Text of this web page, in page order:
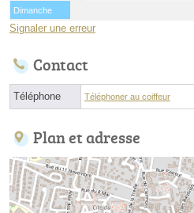
Dimanche
Signaler une erreur
Contact
Téléphone Téléphoner au coiffeur
Plan et adresse